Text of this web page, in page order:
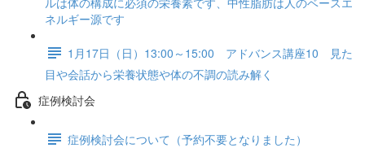
ネルギー源です
1月17日（日）13:00～15:00 アドバンス講座10 見た
目や会話から栄養状態や体の不調の読み解く
症例検討会
症例検討会について（予約不要となりました）